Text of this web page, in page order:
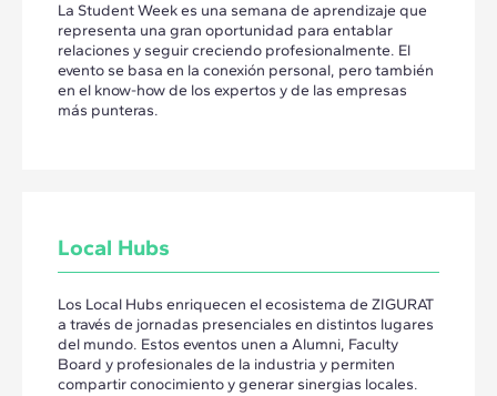
La Student Week es una semana de aprendizaje que
representa una gran oportunidad para entablar
relaciones y seguir creciendo profesionalmente. El
evento se basa en la conexión personal, pero también
en el know-how de los expertos y de las empresas
más punteras.
Local Hubs
Los Local Hubs enriquecen el ecosistema de ZIGURAT
a través de jornadas presenciales en distintos lugares
del mundo. Estos eventos unen a Alumni, Faculty
Board y profesionales de la industria y permiten
compartir conocimiento y generar sinergias locales.